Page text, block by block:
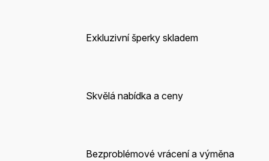
Exkluzivní šperky skladem
Skvělá nabídka a ceny
Bezproblémové vrácení a výměna